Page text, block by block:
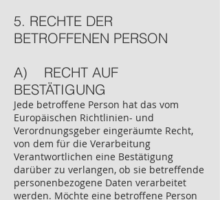
5. RECHTE DER
BETROFFENEN PERSON
A) RECHT AUF
BESTÄTIGUNG
Jede betroffene Person hat das vom
Europäischen Richtlinien- und
Verordnungsgeber eingeräumte Recht,
von dem für die Verarbeitung
Verantwortlichen eine Bestätigung
darüber zu verlangen, ob sie betreffende
personenbezogene Daten verarbeitet
werden. Möchte eine betroffene Person